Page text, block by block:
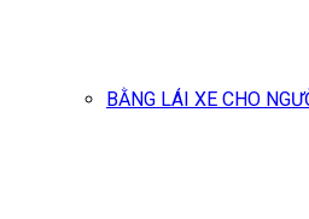
BẰNG LÁI XE CHO